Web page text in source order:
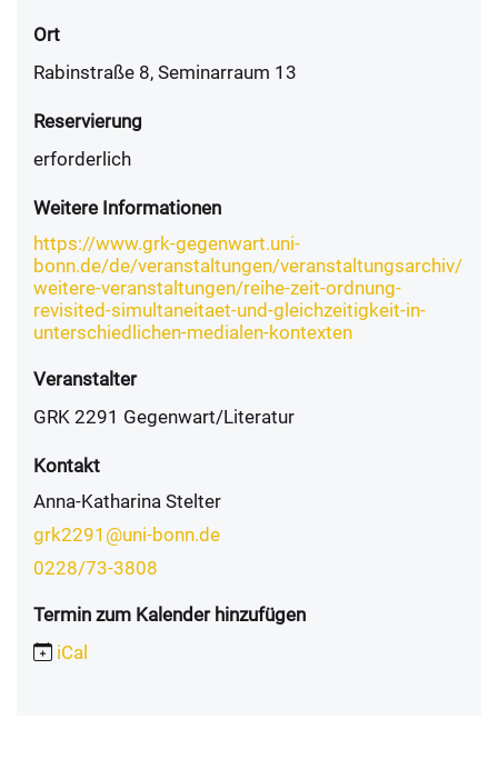
Ort
Rabinstraße 8, Seminarraum 13
Reservierung
erforderlich
Weitere Informationen
https://www.grk-gegenwart.uni-
bonn.de/de/veranstaltungen/veranstaltungsarchiv/
weitere-veranstaltungen/reihe-zeit-ordnung-
revisited-simultaneitaet-und-gleichzeitigkeit-in-
unterschiedlichen-medialen-kontexten
Veranstalter
GRK 2291 Gegenwart/Literatur
Kontakt
Anna-Katharina Stelter
grk2291@uni-bonn.de
0228/73-3808
Termin zum Kalender hinzufügen
iCal